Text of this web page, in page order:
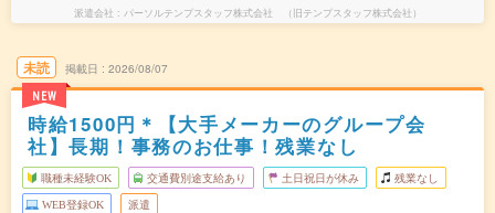
派遣会社 パーソルテンプスタッフ株式会社 （旧テンプスタッフ株式会社）
未読
NEW
掲載日 2026/08/07
時給1500円＊【大手メーカーのグループ会
社】長期！事務のお仕事！残業なし
職種未経験OK 交通費別途支給あり 土日祝日が休み 残業なし
WEB登録OK 派遣